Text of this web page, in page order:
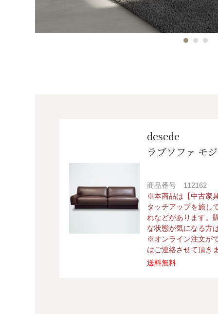
desede
ラブソファ モ
商品番号
112162
※本商品は【中古家
タッチアップを施し
れなどがあります。
な状態が気になる方
※オンライン注文が
はご連絡させて頂き
送料無料